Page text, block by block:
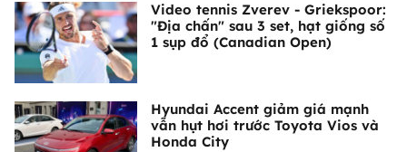
Video tennis Zverev - Griekspoor:
"Địa chấn" sau 3 set, hạt giống số
1 sụp đổ (Canadian Open)
Hyundai Accent giảm giá mạnh
vẫn hụt hơi trước Toyota Vios và
Honda City